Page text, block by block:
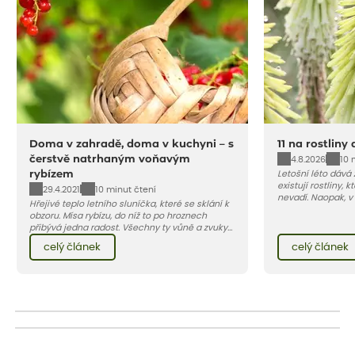
Doma v zahradě, doma v kuchyni – s
čerstvě natrhaným voňavým
rybízem
29.4.2021
10 minut čtení
Hřejivé teplo letního sluníčka, které se sklání k
obzoru. Mísa rybízu, do níž to po hroznech
přibývá jedna radost. Všechny ty vůně a zvuky
červencové zahrady. Sklizeň rybízu do kuchyně
vnese neuvěřitelný klid a radost. A taky trochu
bezstarostnosti dětství při mlsání babiččina
celý článek
11 na rostliny
4.8.2026
10
Letošní léto dává
existují rostliny,
nevadí. Naopak,
horké a suché
Pojďme se
celý článek